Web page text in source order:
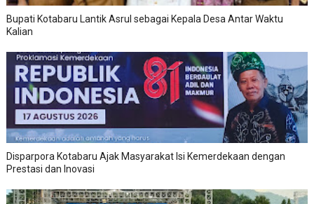
Bupati Kotabaru Lantik Asrul sebagai Kepala Desa Antar Waktu
Kalian
Disparpora Kotabaru Ajak Masyarakat Isi Kemerdekaan dengan
Prestasi dan Inovasi